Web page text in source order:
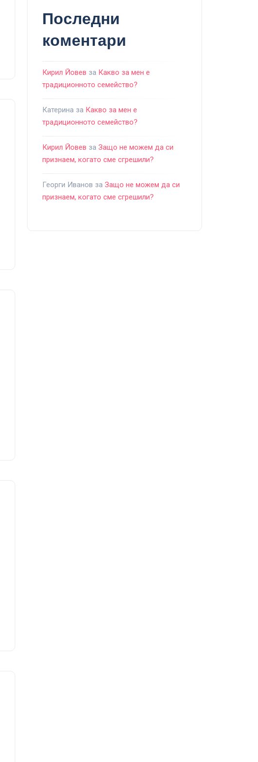
Последни
коментари
Кирил Йовев за Какво за мен е
традиционното семейство?
Катерина за Какво за мен е
традиционното семейство?
Кирил Йовев за Защо не можем да си
признаем, когато сме сгрешили?
Георги Иванов за Защо не можем да си
признаем, когато сме сгрешили?